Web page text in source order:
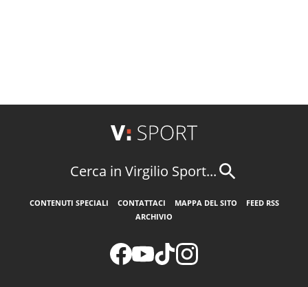
Cerca in Virgilio Sport...
CONTENUTI SPECIALI CONTATTACI MAPPA DEL SITO
FEED RSS
ARCHIVIO